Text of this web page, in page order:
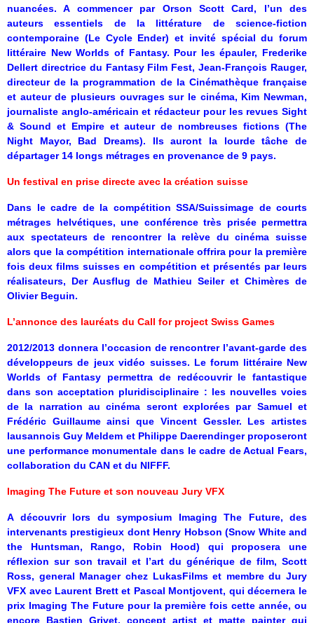
nuancées. A commencer par Orson Scott Card, l’un des
auteurs essentiels de la littérature de science-fiction
contemporaine (Le Cycle Ender) et invité spécial du forum
littéraire New Worlds of Fantasy. Pour les épauler, Frederike
Dellert directrice du Fantasy Film Fest, Jean-François Rauger,
directeur de la programmation de la Cinémathèque française
et auteur de plusieurs ouvrages sur le cinéma, Kim Newman,
journaliste anglo-américain et rédacteur pour les revues Sight
& Sound et Empire et auteur de nombreuses fictions (The
Night Mayor, Bad Dreams). Ils auront la lourde tâche de
départager 14 longs métrages en provenance de 9 pays.
Un festival en prise directe avec la création suisse
Dans le cadre de la compétition SSA/Suissimage de courts
métrages helvétiques, une conférence très prisée permettra
aux spectateurs de rencontrer la relève du cinéma suisse
alors que la compétition internationale offrira pour la première
fois deux films suisses en compétition et présentés par leurs
réalisateurs, Der Ausflug de Mathieu Seiler et Chimères de
Olivier Beguin.
L’annonce des lauréats du Call for project Swiss Games
2012/2013 donnera l’occasion de rencontrer l’avant-garde des
développeurs de jeux vidéo suisses. Le forum littéraire New
Worlds of Fantasy permettra de redécouvrir le fantastique
dans son acceptation pluridisciplinaire : les nouvelles voies
de la narration au cinéma seront explorées par Samuel et
Frédéric Guillaume ainsi que Vincent Gessler. Les artistes
lausannois Guy Meldem et Philippe Daerendinger proposeront
une performance monumentale dans le cadre de Actual Fears,
collaboration du CAN et du NIFFF.
Imaging The Future et son nouveau Jury VFX
A découvrir lors du symposium Imaging The Future, des
intervenants prestigieux dont Henry Hobson (Snow White and
the Huntsman, Rango, Robin Hood) qui proposera une
réflexion sur son travail et l’art du générique de film, Scott
Ross, general Manager chez LukasFilms et membre du Jury
VFX avec Laurent Brett et Pascal Montjovent, qui décernera le
prix Imaging The Future pour la première fois cette année, ou
encore Bastien Grivet, concept artist et matte painter qui